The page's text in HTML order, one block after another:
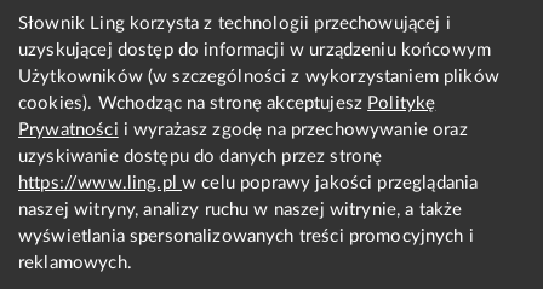
SŁOWNIK POLSKO-HISZPAŃSKI
SŁOWNIK POLSKO-NIEMIECKI
SŁOWNIK POLSKO-ROSYJSKI
SŁOWNIK ANGIELSKO-POLSKI
SŁOWNIK FRANCUSKO-POLSKI
SŁOWNIK WŁOSKO-POLSKI
SŁOWNIK HISZPAŃSKO-POLSKI
SŁOWNIK NIEMIECKO-POLSKI
SŁOWNIK ROSYJSKO-POLSKI
O nas
KONTAKT Z REDAKCJĄ
Słownik Ling korzysta z technologii przechowującej i
uzyskującej dostęp do informacji w urządzeniu końcowym
Użytkowników (w szczególności z wykorzystaniem plików
cookies). Wchodząc na stronę akceptujesz Politykę
Prywatności i wyrażasz zgodę na przechowywanie oraz
uzyskiwanie dostępu do danych przez stronę
https://www.ling.plw celu poprawy jakości przeglądania
naszej witryny, analizy ruchu w naszej witrynie, a także
wyświetlania spersonalizowanych treści promocyjnych i
reklamowych.